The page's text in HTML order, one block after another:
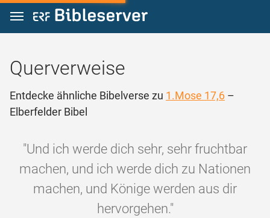
Zum Inhalt springen
Querverweise
Entdecke ähnliche Bibelverse zu 1.Mose 17,6 –
Elberfelder Bibel
"Und ich werde dich sehr, sehr fruchtbar
machen, und ich werde dich zu Nationen
machen, und Könige werden aus dir
hervorgehen."